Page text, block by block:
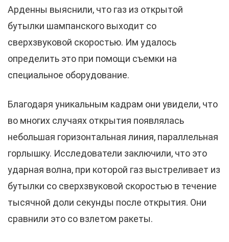
Арденны выяснили, что газ из открытой
бутылки шампанского выходит со
сверхзвуковой скоростью. Им удалось
определить это при помощи съемки на
специальное оборудование.
Благодаря уникальным кадрам они увидели, что
во многих случаях открытия появлялась
небольшая горизонтальная линия, параллельная
горлышку. Исследователи заключили, что это
ударная волна, при которой газ выстреливает из
бутылки со сверхзвуковой скоростью в течение
тысячной доли секунды после открытия. Они
сравнили это со взлетом ракеты.